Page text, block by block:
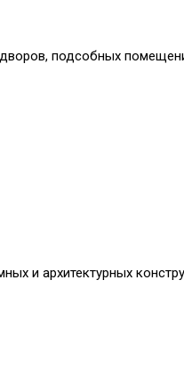
подсобных
и архитектурных